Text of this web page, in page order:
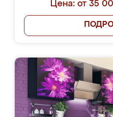
Цена: от 35